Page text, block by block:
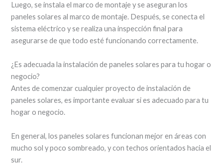
Luego, se instala el marco de montaje y se aseguran los
paneles solares al marco de montaje. Después, se conecta el
sistema eléctrico y se realiza una inspección final para
asegurarse de que todo esté funcionando correctamente.
¿Es adecuada la instalación de paneles solares para tu hogar o
negocio?
Antes de comenzar cualquier proyecto de instalación de
paneles solares, es importante evaluar si es adecuado para tu
hogar o negocio.
En general, los paneles solares funcionan mejor en áreas con
mucho sol y poco sombreado, y con techos orientados hacia el
sur.